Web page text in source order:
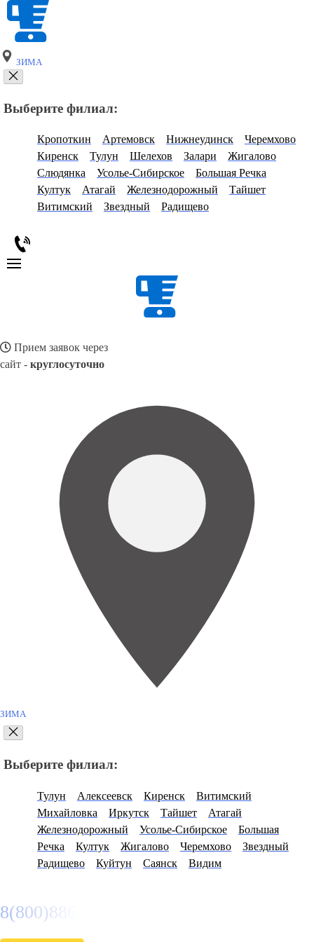
ЗИМА
Выберите филиал:
Кропоткин Артемовск Нижнеудинск
Черемхово
Киренск
Тулун Шелехов Залари
Жигалово
Слюдянка
Усолье-Сибирское
Большая Речка
Култук
Атагай Железнодорожный
Тайшет
Витимский
Звездный Радищево
Прием заявок через
сайт - круглосуточно
ЗИМА
Выберите филиал:
Тулун Алексеевск Киренск
Витимский
Михайловка
Иркутск Тайшет
Атагай
Железнодорожный
Усолье-Сибирское
Большая
Речка
Култук Жигалово Черемхово
Звездный
Радищево
Куйтун Саянск Видим
8(800)886486